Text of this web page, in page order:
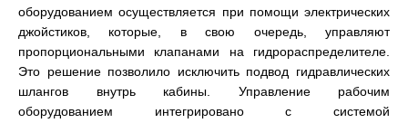
оборудованием осуществляется при помощи электрических
джойстиков, которые, в свою очередь, управляют
пропорциональными клапанами на гидрораспределителе.
Это решение позволило исключить подвод гидравлических
шлангов внутрь кабины. Управление рабочим
оборудованием интегрировано с системой